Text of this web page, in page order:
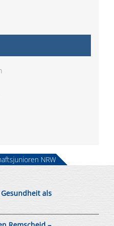
Gesundheit als
NRW